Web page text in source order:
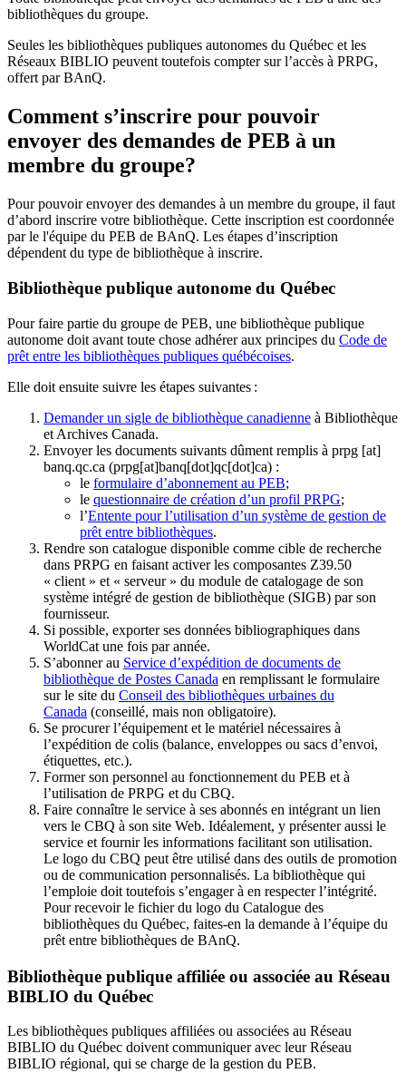
bibliothèques du groupe.
Seules les bibliothèques publiques autonomes du Québec et les
Réseaux BIBLIO peuvent toutefois compter sur l’accès à PRPG,
offert par BAnQ.
Comment s’inscrire pour pouvoir
envoyer des demandes de PEB à un
membre du groupe?
Pour pouvoir envoyer des demandes à un membre du groupe, il faut
d’abord inscrire votre bibliothèque. Cette inscription est coordonnée
par le l'équipe du PEB de BAnQ. Les étapes d’inscription
dépendent du type de bibliothèque à inscrire.
Bibliothèque publique autonome du Québec
Pour faire partie du groupe de PEB, une bibliothèque publique
autonome doit avant toute chose adhérer aux principes du Code de
prêt entre les bibliothèques publiques québécoises.
Elle doit ensuite suivre les étapes suivantes :
Demander un sigle de bibliothèque canadienne à Bibliothèque
et Archives Canada.
Envoyer les documents suivants dûment remplis à prpg [at]
banq.qc.ca (prpg[at]banq[dot]qc[dot]ca) :
le formulaire d’abonnement au PEB;
le questionnaire de création d’un profil PRPG;
l’Entente pour l’utilisation d’un système de gestion de
prêt entre bibliothèques.
Rendre son catalogue disponible comme cible de recherche
dans PRPG en faisant activer les composantes Z39.50
« client » et « serveur » du module de catalogage de son
système intégré de gestion de bibliothèque (SIGB) par son
fournisseur.
Si possible, exporter ses données bibliographiques dans
WorldCat une fois par année.
S’abonner au Service d’expédition de documents de
bibliothèque de Postes Canada en remplissant le formulaire
sur le site du Conseil des bibliothèques urbaines du
Canada (conseillé, mais non obligatoire).
Se procurer l’équipement et le matériel nécessaires à
l’expédition de colis (balance, enveloppes ou sacs d’envoi,
étiquettes, etc.).
Former son personnel au fonctionnement du PEB et à
l’utilisation de PRPG et du CBQ.
Faire connaître le service à ses abonnés en intégrant un lien
vers le CBQ à son site Web. Idéalement, y présenter aussi le
service et fournir les informations facilitant son utilisation.
Le logo du CBQ peut être utilisé dans des outils de promotion
ou de communication personnalisés. La bibliothèque qui
l’emploie doit toutefois s’engager à en respecter l’intégrité.
Pour recevoir le fichier du logo du Catalogue des
bibliothèques du Québec, faites-en la demande à l’équipe du
prêt entre bibliothèques de BAnQ.
Bibliothèque publique affiliée ou associée au Réseau
BIBLIO du Québec
Les bibliothèques publiques affiliées ou associées au Réseau
BIBLIO du Québec doivent communiquer avec leur Réseau
BIBLIO régional, qui se charge de la gestion du PEB.